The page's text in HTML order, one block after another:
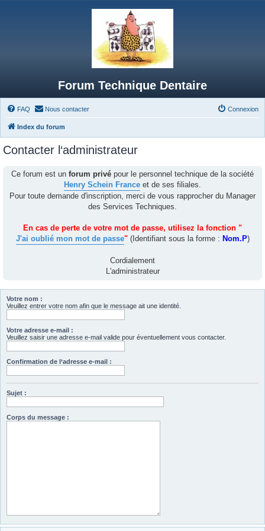
Forum Technique Dentaire
FAQ Nous contacter Connexion
Index du forum
Contacter l‘administrateur
Ce forum est un forum privé pour le personnel technique de la société
Henry Schein France et de ses filiales.
Pour toute demande d'inscription, merci de vous rapprocher du Manager
des Services Techniques.
En cas de perte de votre mot de passe, utilisez la fonction "
J'ai oublié mon mot de passe"(Identifiant sous la forme : Nom.P)
Cordialement
L'administrateur
Votre nom :
Veuillez entrer votre nom afin que le message ait une identité.
Votre adresse e-mail :
Veuillez saisir une adresse e-mail valide pour éventuellement vous contacter.
Confirmation de l‘adresse e-mail :
Sujet :
Corps du message :